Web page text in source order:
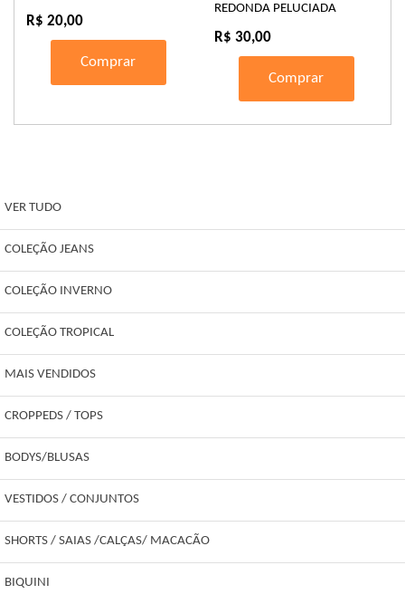
R$ 20,00
Comprar
REDONDA PELUCIADA
R$ 30,00
Comprar
VER TUDO
COLEÇÃO JEANS
COLEÇÃO INVERNO
COLEÇÃO TROPICAL
MAIS VENDIDOS
CROPPEDS / TOPS
BODYS/BLUSAS
VESTIDOS / CONJUNTOS
SHORTS / SAIAS /CALÇAS/ MACACÃO
BIQUINI